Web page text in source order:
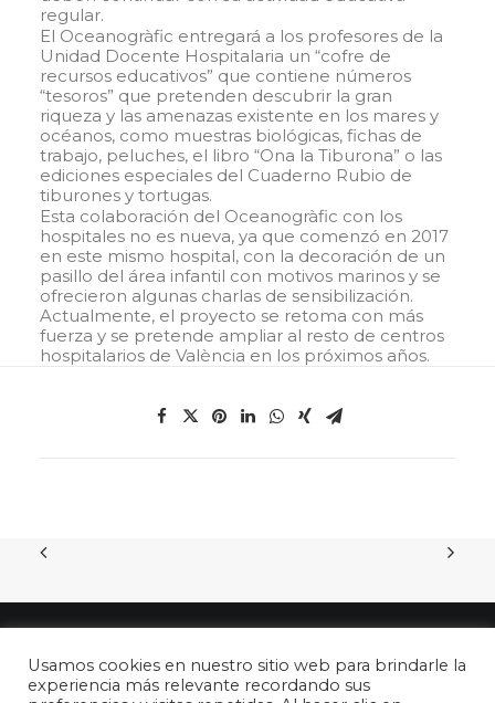
regular.
El Oceanogràfic entregará a los profesores de la
Unidad Docente Hospitalaria un “cofre de
recursos educativos” que contiene números
“tesoros” que pretenden descubrir la gran
riqueza y las amenazas existente en los mares y
océanos, como muestras biológicas, fichas de
trabajo, peluches, el libro “Ona la Tiburona” o las
ediciones especiales del Cuaderno Rubio de
tiburones y tortugas.
Esta colaboración del Oceanogràfic con los
hospitales no es nueva, ya que comenzó en 2017
en este mismo hospital, con la decoración de un
pasillo del área infantil con motivos marinos y se
ofrecieron algunas charlas de sensibilización.
Actualmente, el proyecto se retoma con más
fuerza y se pretende ampliar al resto de centros
hospitalarios de València en los próximos años.
Usamos cookies en nuestro sitio web para brindarle la
experiencia más relevante recordando sus